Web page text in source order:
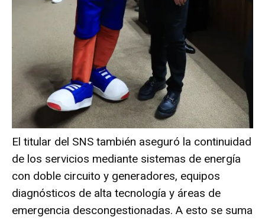
El titular del SNS también aseguró la continuidad
de los servicios mediante sistemas de energía
con doble circuito y generadores, equipos
diagnósticos de alta tecnología y áreas de
emergencia descongestionadas. A esto se suma